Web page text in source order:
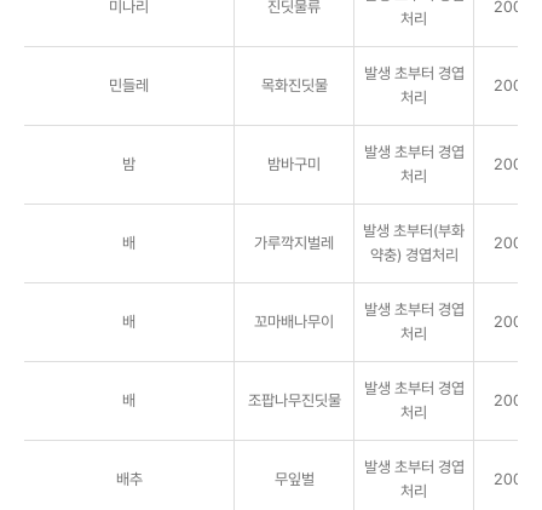
미나리 진딧물류
처리
2000
민들레 목화진딧물
발생 초부터 경엽
처리
2000
밤 밤바구미
발생 초부터 경엽
처리
2000
배 가루깍지벌레
발생 초부터(부화
약충) 경엽처리
2000
배 꼬마배나무이
발생 초부터 경엽
처리
2000
배 조팝나무진딧물
발생 초부터 경엽
처리
2000
배추 무잎벌
발생 초부터 경엽
처리
2000